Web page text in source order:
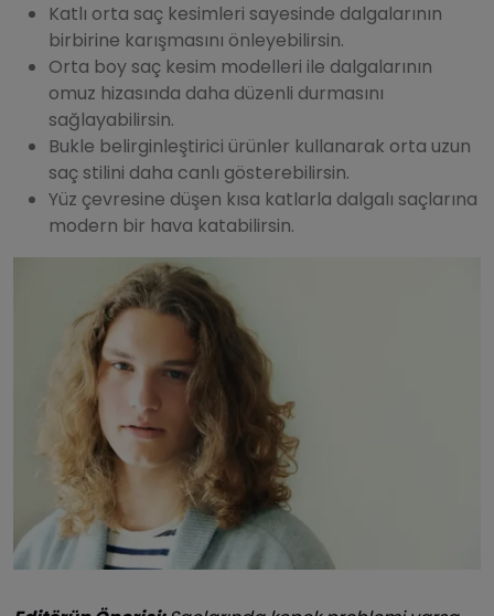
Katlı orta saç kesimleri sayesinde dalgalarının
birbirine karışmasını önleyebilirsin.
Orta boy saç kesim modelleri ile dalgalarının
omuz hizasında daha düzenli durmasını
sağlayabilirsin.
Bukle belirginleştirici ürünler kullanarak orta uzun
saç stilini daha canlı gösterebilirsin.
Yüz çevresine düşen kısa katlarla dalgalı saçlarına
modern bir hava katabilirsin.